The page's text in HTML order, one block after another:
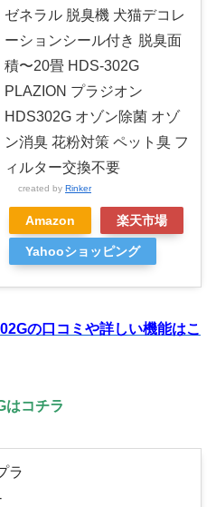
ゼネラル 脱臭機 犬猫デコレ
ーションシール付き 脱臭面
積〜20畳 HDS-302G
PLAZION プラジオン
HDS302G オゾン除菌 オゾ
ン消臭 花粉対策 ペット臭 フ
ィルター交換不要
created by Rinker
Amazon 楽天市場
Yahooショッピング
の口コミや詳しい機能はこ
はコチラ
ラ